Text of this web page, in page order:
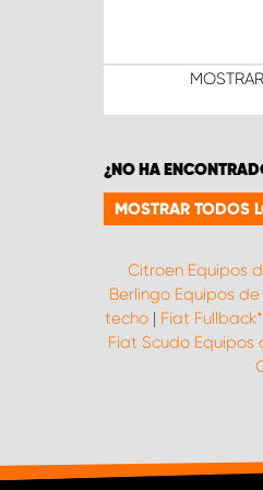
¿NO HA
MOSTRAR TODOS
Citroen Equipos
Berlingo Equipos
techo | Fiat
Fiat Scudo Equipos